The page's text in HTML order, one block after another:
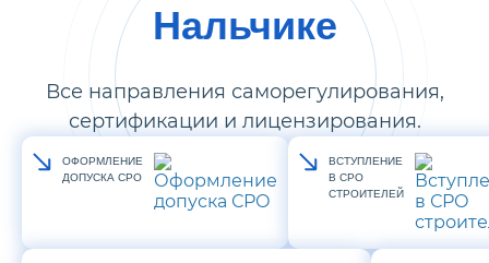
Нальчике
Все направления саморегулирования,
сертификации и лицензирования.
ОФОРМЛЕНИЕ
ДОПУСКА СРО
ВСТУПЛЕНИЕ
В СРО
СТРОИТЕЛЕЙ